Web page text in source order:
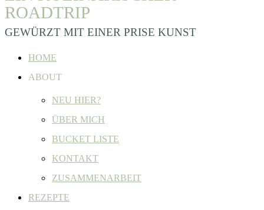
ROADTRIP
GEWÜRZT MIT EINER PRISE KUNST
HOME
ABOUT
NEU HIER?
ÜBER MICH
BUCKET LISTE
KONTAKT
ZUSAMMENARBEIT
REZEPTE